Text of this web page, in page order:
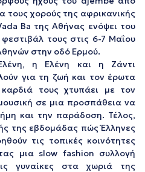
τους χορούς της αφρικανικής
Ba της Αθήνας ενόψει του
φεστιβάλ τους στις 6-7 Μαΐου
στην οδό Ερμού.
η Ελένη και η Ζάντι
για τη ζωή και τον έρωτα
τους χτυπάει με τον
σε μια προσπάθεια να
και την παράδοση. Τέλος,
της εβδομάδας πώς Έλληνες
τις τοπικές κοινότητες
μια slow fashion συλλογή
γυναίκες στα χωριά της